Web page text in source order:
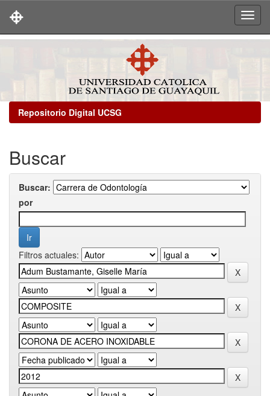
Repositorio Digital UCSG
Buscar
Buscar:
por
Filtros actuales: